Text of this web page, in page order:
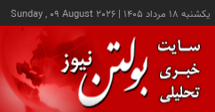
يکشنبه ۱۸ مرداد ۱۴۰۵ |
Sunday , 09 August 2026